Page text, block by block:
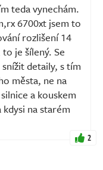
teda vynechám.
6700xt jsem to
rozlišení 14
je šílený. Se
detaily, s tím
města, ne na
a kouskem
na starém
2